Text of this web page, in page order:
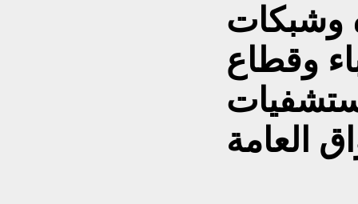
وشبكات
وقطاع